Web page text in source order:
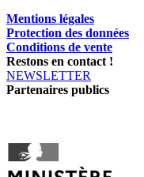
Mentions légales
Protection des données
Conditions de vente
Restons en contact !
NEWSLETTER
Partenaires publics